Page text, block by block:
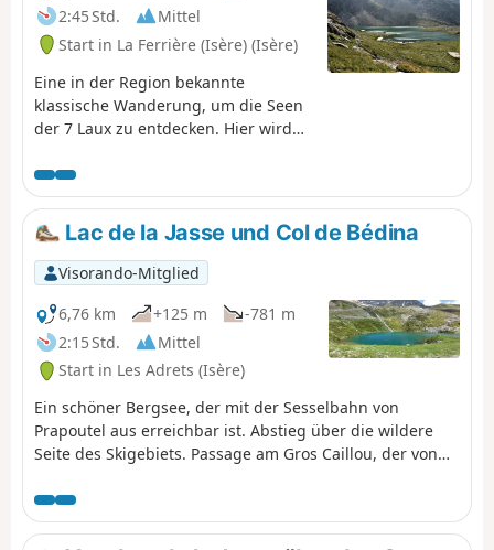
2:45 Std.
Mittel
Start in La Ferrière (Isère) (Isère)
Eine in der Region bekannte
klassische Wanderung, um die Seen
der 7 Laux zu entdecken. Hier wird
genutzt, um diese Überquerung zu
beenden, da es nicht möglich ist,
problemlos zur Refuge de l’Oule
weiterzugehen.
Lac de la Jasse und Col de Bédina
Visorando-Mitglied
6,76 km
+125 m
-781 m
2:15 Std.
Mittel
Start in Les Adrets (Isère)
Ein schöner Bergsee, der mit der Sesselbahn von
Prapoutel aus erreichbar ist. Abstieg über die wildere
Seite des Skigebiets. Passage am Gros Caillou, der von